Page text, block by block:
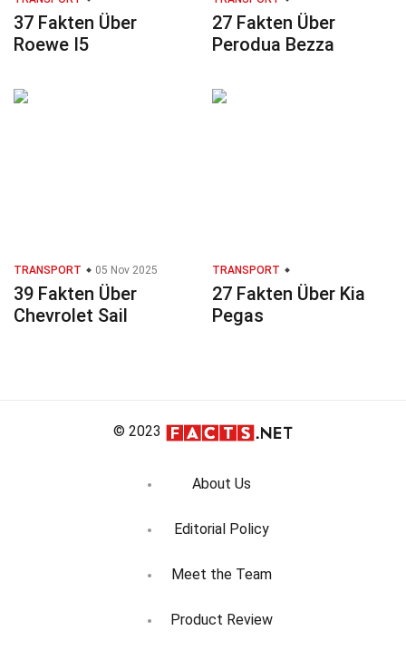
37 Fakten Über
Roewe I5
27 Fakten Über
Perodua Bezza
TRANSPORT 05 Nov 2025
39 Fakten Über
Chevrolet Sail
TRANSPORT
27 Fakten Über Kia
Pegas
© 2023
About Us
Editorial Policy
Meet the Team
Product Review